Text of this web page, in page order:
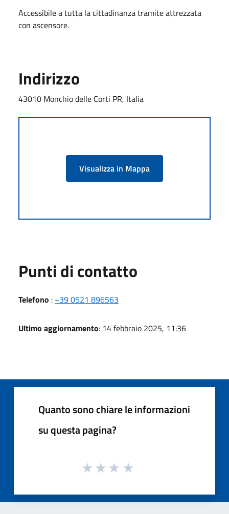
Accessibile a tutta la cittadinanza tramite attrezzata
con ascensore.
Indirizzo
43010 Monchio delle Corti PR, Italia
Visualizza in Mappa
Punti di contatto
Telefono : +39 0521 896563
Ultimo aggiornamento: 14 febbraio 2025, 11:36
Quanto sono chiare le informazioni
su questa pagina?